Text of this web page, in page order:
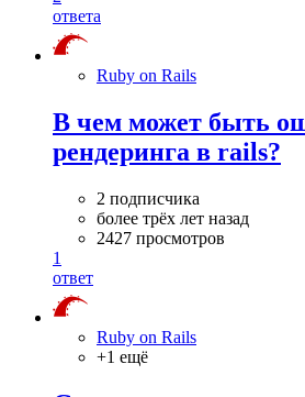
ответа
Ruby on Rails
В чем может быть
рендеринга в rails?
2 подписчика
более трёх лет назад
2427 просмотров
1
ответ
Ruby on Rails
+1 ещё